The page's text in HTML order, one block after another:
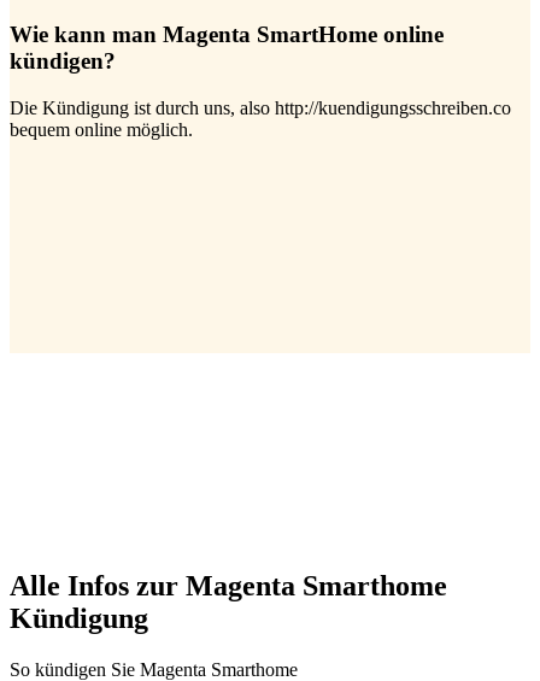
Wie kann man Magenta SmartHome online
kündigen?
Die Kündigung ist durch uns, also http://kuendigungsschreiben.co
bequem online möglich.
Alle Infos zur Magenta Smarthome
Kündigung
So kündigen Sie Magenta Smarthome